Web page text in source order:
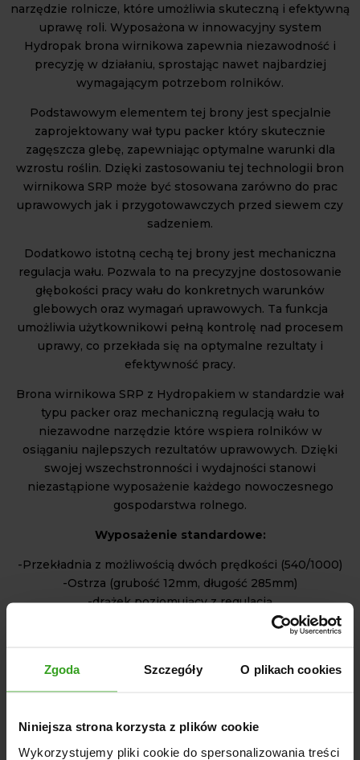
Zgoda Szczegóły O plikach cookies
Niniejsza strona korzysta z plików cookie
Wykorzystujemy pliki cookie do spersonalizowania treści
narzędzie rolnicze, które umożliwia skuteczną i efektywną
uprawę roli. Wyposażona w innowacyjny system
Hydropak brona wirnikowa zapewnia niezawodność i
precyzję w działaniu, sprostając nawet najbardziej
wymagającym potrzebom rolników.
Podstawowym elementem tej brony jest specjalnie
zaprojektowany wał typu packer który skutecznie
zagęszcza glebę, zapewniając optymalne warunki dla
wzrostu roślin. Dzięki zastosowaniu tej technologii bron
wirnikowa SRP może być stosowana zarówno do prac
uprawowych jak i przygotowawczych przed siewem czy
sadzeniem.
Dodatkowo istotną cechą tej brony jest mechaniczna
regulacja wału. Pozwala to na precyzyjne dostosowanie
głębokości pracy wału do konkretnych warunków
glebowych oraz wymagań uprawowych. Ta funkcja
umożliwia użytkownikowi pełną kontrolę nad procesem
uprawy, co przekłada się na optymalne rezultaty i
efektywność pracy.
Brona wirnikowa SRP z Hydropakiem w standardzie wał
typu packer oraz mechaniczną regulacją wału to
niezawodne narzędzie które wspiera rolników w
osiąganiu najlepszych rezultatów uprawowych. Dzięki
swojej wszechstronności i wydajności stanowi
niezastąpione wyposażenie każdego nowoczesnego
gospodarstwa rolnego.
Wyposażenie standardowe:
-Przekładnia z możliwością dwóch prędkości (540/1000)
-Ostrza (grubość 12mm, długość 285mm)
-drążek poziomujący z regulacją
-osłony bezpieczeństwa posiadające "CE"
-regulowane dolne zaczepy